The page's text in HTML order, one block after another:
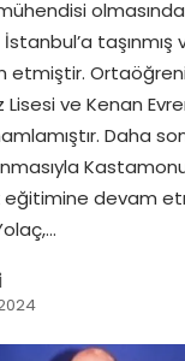
etmiştir.
Lisesi ve Kenan
Daha
Kastamonu
devam